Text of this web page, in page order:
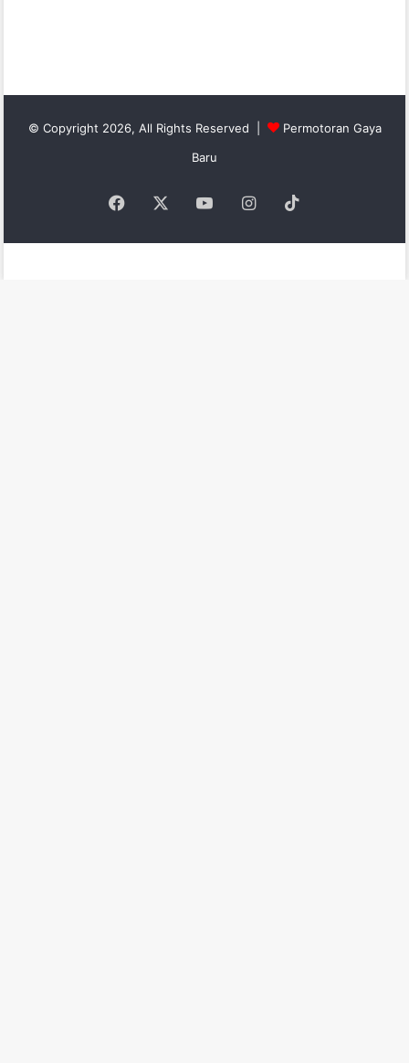
© Copyright 2026, All Rights Reserved |
Permotoran Gaya
Baru
Facebook YouTubeInstagram